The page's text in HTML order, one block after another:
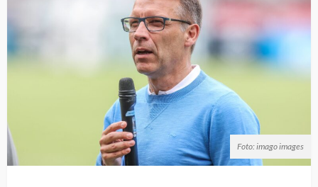
Foto: imago images